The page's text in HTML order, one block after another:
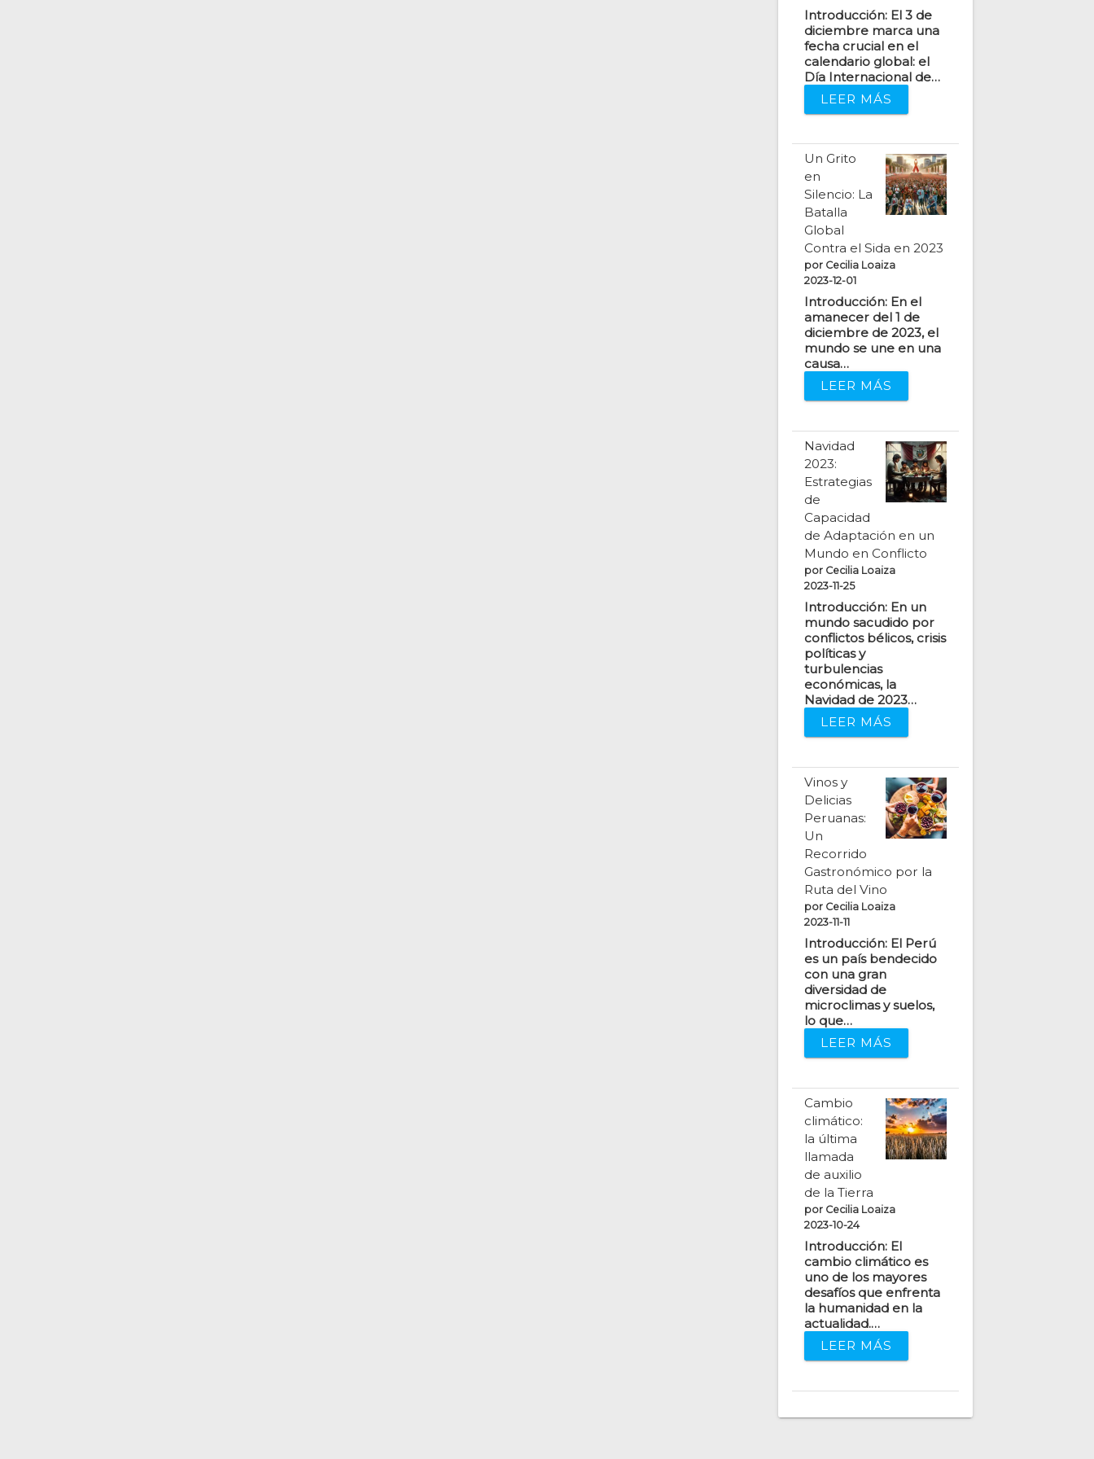
Introducción: El 3 de
diciembre marca una
fecha crucial en el
calendario global: el
Día Internacional de…
LEER MÁS
Un Grito
en
Silencio: La
Batalla
Global
Contra el Sida en 2023
por Cecilia Loaiza
2023-12-01
Introducción: En el
amanecer del 1 de
diciembre de 2023, el
mundo se une en una
causa…
LEER MÁS
Navidad
2023:
Estrategias
de
Capacidad
de Adaptación en un
Mundo en Conflicto
por Cecilia Loaiza
2023-11-25
Introducción: En un
mundo sacudido por
conflictos bélicos, crisis
políticas y
turbulencias
económicas, la
Navidad de 2023…
LEER MÁS
Vinos y
Delicias
Peruanas:
Un
Recorrido
Gastronómico por la
Ruta del Vino
por Cecilia Loaiza
2023-11-11
Introducción: El Perú
es un país bendecido
con una gran
diversidad de
microclimas y suelos,
lo que…
LEER MÁS
Cambio
climático:
la última
llamada
de auxilio
de la Tierra
por Cecilia Loaiza
2023-10-24
Introducción: El
cambio climático es
uno de los mayores
desafíos que enfrenta
la humanidad en la
actualidad.…
LEER MÁS